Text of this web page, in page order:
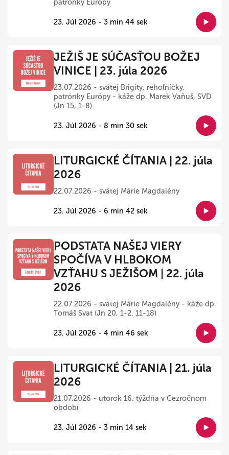
patrónky Európy
23. Júl 2026 - 3 min 44 sek
JEŽIŠ JE SÚČASŤOU BOŽEJ
VINICE | 23. júla 2026
23.07.2026 - svätej Brigity, rehoľníčky,
patrónky Európy - káže dp. Marek Vaňuš, SVD
(Jn 15, 1-8)
23. Júl 2026 - 8 min 30 sek
LITURGICKÉ ČÍTANIA | 22. júla
2026
22.07.2026 - svätej Márie Magdalény
23. Júl 2026 - 6 min 42 sek
PODSTATA NAŠEJ VIERY
SPOČÍVA V HLBOKOM
VZŤAHU S JEŽIŠOM | 22. júla
2026
22.07.2026 - svätej Márie Magdalény - káže dp.
Tomáš Svat (Jn 20, 1-2. 11-18)
23. Júl 2026 - 4 min 46 sek
LITURGICKÉ ČÍTANIA | 21. júla
2026
21.07.2026 - utorok 16. týždňa v Cezročnom
období
23. Júl 2026 - 3 min 14 sek